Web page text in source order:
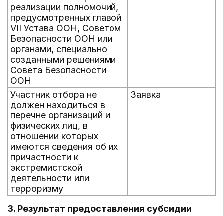
реализации полномочий,
предусмотренных главой
VII Устава ООН, Советом
Безопасности ООН или
органами, специально
созданными решениями
Совета Безопасности
ООН
Участник отбора не
должен находиться в
перечне организаций и
физических лиц, в
отношении которых
имеются сведения об их
причастности к
экстремистской
деятельности или
терроризму
Заявка
3. Результат предоставления субсидии